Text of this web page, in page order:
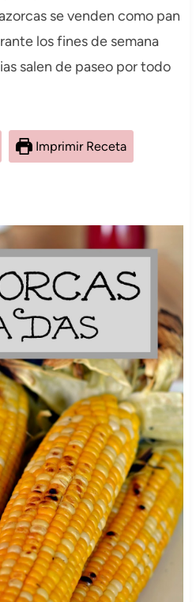
se venden como pan
los fines de semana
salen de paseo por todo
Imprimir Receta